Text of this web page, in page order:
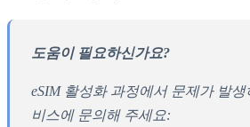
도움이 필요하신가요?
eSIM 활성화 과정에서 문제가 발생
비스에 문의해 주세요: